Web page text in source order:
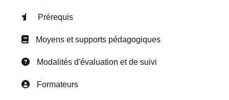
Prérequis
Moyens et supports pédagogiques
Modalités d'évaluation et de suivi
Formateurs